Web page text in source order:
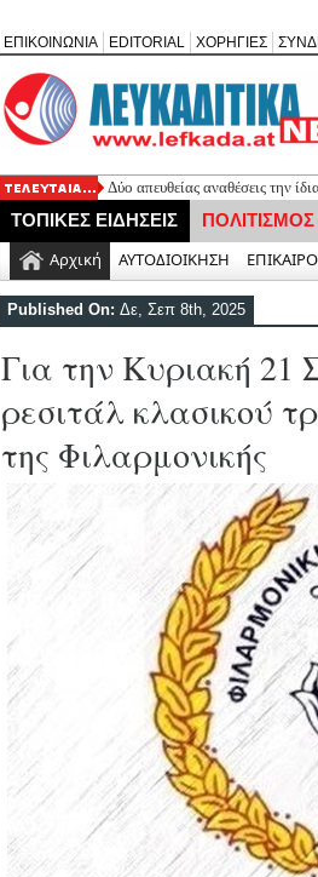
ΕΠΙΚΟΙΝΩΝΙΑ EDITORIAL ΧΟΡΗΓΙΕΣ
Δύο απευθείας αναθέσεις την
Πλήθος κόσμου τίμησε τη
καταλάβατε, παιδιά;»
Ο ΠΑΣ Σφακιωτών απέκτησε
H πολιτική «χλιαρότητα» του
ΤΟΠΙΚΕΣ ΕΙΔΗΣΕΙΣ
Αρχική ΑΥΤΟΔΙΟΙΚΗΣΗ
Published On: Δε, Σεπ 8th, 2025
Για την Κυριακή 21
ρεσιτάλ κλασικού
της Φιλαρμονικής